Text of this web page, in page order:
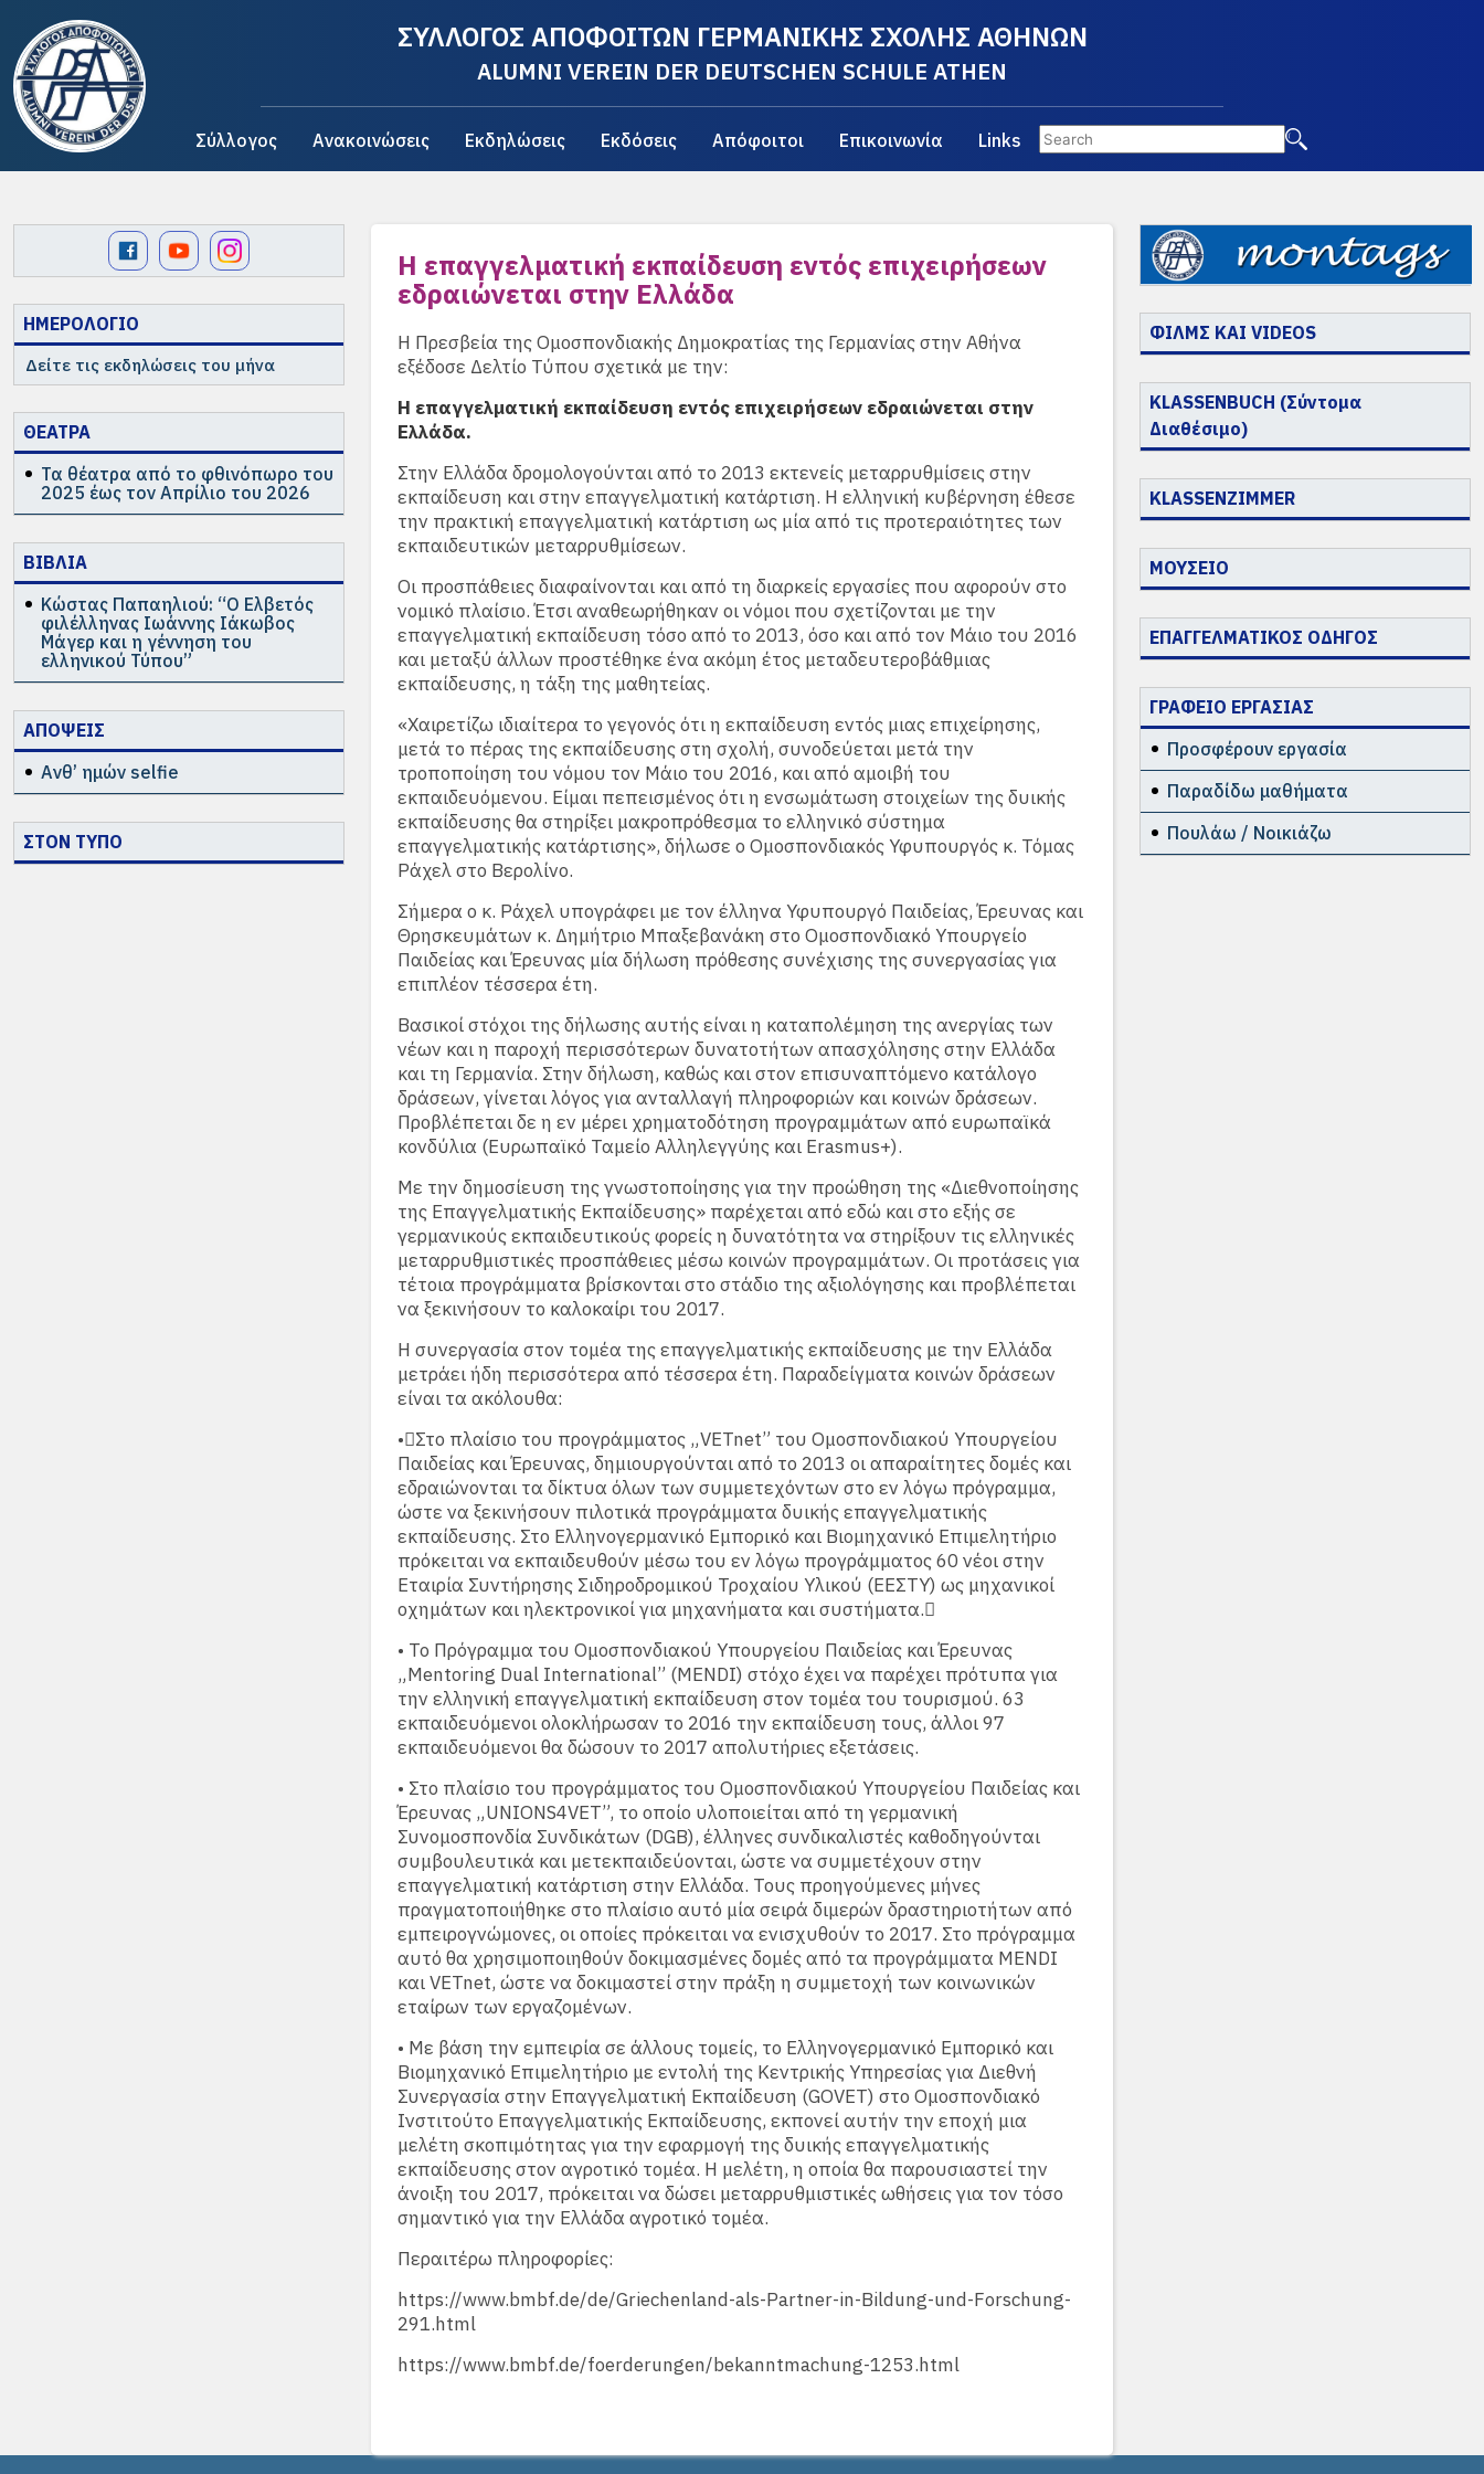
ΣΥΛΛΟΓΟΣ ΑΠΟΦΟΙΤΩΝ ΓΕΡΜΑΝΙΚΗΣ ΣΧΟΛΗΣ ΑΘΗΝΩΝ
ALUMNI VEREIN DER DEUTSCHEN SCHULE ATHEN
Σύλλογος Ανακοινώσεις Εκδηλώσεις Εκδόσεις Απόφοιτοι Επικοινωνία Links
ΗΜΕΡΟΛΟΓΙΟ
Δείτε τις εκδηλώσεις του μήνα
ΘΕΑΤΡΑ
Τα θέατρα από το φθινόπωρο του
2025 έως τον Απρίλιο του 2026
ΒΙΒΛΙΑ
Κώστας Παπαηλιού: “Ο Ελβετός
φιλέλληνας Ιωάννης Ιάκωβος
Μάγερ και η γέννηση του
ελληνικού Τύπου”
ΑΠΟΨΕΙΣ
Ανθ’ ημών selfie
ΣΤΟΝ ΤΥΠΟ
Η επαγγελματική εκπαίδευση εντός επιχειρήσεων
εδραιώνεται στην Ελλάδα
Η Πρεσβεία της Ομοσπονδιακής Δημοκρατίας της Γερμανίας στην Αθήνα
εξέδοσε Δελτίο Τύπου σχετικά με την:
Η επαγγελματική εκπαίδευση εντός επιχειρήσεων εδραιώνεται στην
Ελλάδα.
Στην Ελλάδα δρομολογούνται από το 2013 εκτενείς μεταρρυθμίσεις στην
εκπαίδευση και στην επαγγελματική κατάρτιση. Η ελληνική κυβέρνηση έθεσε
την πρακτική επαγγελματική κατάρτιση ως μία από τις προτεραιότητες των
εκπαιδευτικών μεταρρυθμίσεων.
Οι προσπάθειες διαφαίνονται και από τη διαρκείς εργασίες που αφορούν στο
νομικό πλαίσιο. Έτσι αναθεωρήθηκαν οι νόμοι που σχετίζονται με την
επαγγελματική εκπαίδευση τόσο από το 2013, όσο και από τον Μάιο του 2016
και μεταξύ άλλων προστέθηκε ένα ακόμη έτος μεταδευτεροβάθμιας
εκπαίδευσης, η τάξη της μαθητείας.
«Χαιρετίζω ιδιαίτερα το γεγονός ότι η εκπαίδευση εντός μιας επιχείρησης,
μετά το πέρας της εκπαίδευσης στη σχολή, συνοδεύεται μετά την
τροποποίηση του νόμου τον Μάιο του 2016, και από αμοιβή του
εκπαιδευόμενου. Είμαι πεπεισμένος ότι η ενσωμάτωση στοιχείων της δυικής
εκπαίδευσης θα στηρίξει μακροπρόθεσμα το ελληνικό σύστημα
επαγγελματικής κατάρτισης», δήλωσε ο Ομοσπονδιακός Υφυπουργός κ. Τόμας
Ράχελ στο Βερολίνο.
Σήμερα ο κ. Ράχελ υπογράφει με τον έλληνα Υφυπουργό Παιδείας, Έρευνας και
Θρησκευμάτων κ. Δημήτριο Μπαξεβανάκη στο Ομοσπονδιακό Υπουργείο
Παιδείας και Έρευνας μία δήλωση πρόθεσης συνέχισης της συνεργασίας για
επιπλέον τέσσερα έτη.
Βασικοί στόχοι της δήλωσης αυτής είναι η καταπολέμηση της ανεργίας των
νέων και η παροχή περισσότερων δυνατοτήτων απασχόλησης στην Ελλάδα
και τη Γερμανία. Στην δήλωση, καθώς και στον επισυναπτόμενο κατάλογο
δράσεων, γίνεται λόγος για ανταλλαγή πληροφοριών και κοινών δράσεων.
Προβλέπεται δε η εν μέρει χρηματοδότηση προγραμμάτων από ευρωπαϊκά
κονδύλια (Ευρωπαϊκό Ταμείο Αλληλεγγύης και Erasmus+).
Με την δημοσίευση της γνωστοποίησης για την προώθηση της «Διεθνοποίησης
της Επαγγελματικής Εκπαίδευσης» παρέχεται από εδώ και στο εξής σε
γερμανικούς εκπαιδευτικούς φορείς η δυνατότητα να στηρίξουν τις ελληνικές
μεταρρυθμιστικές προσπάθειες μέσω κοινών προγραμμάτων. Οι προτάσεις για
τέτοια προγράμματα βρίσκονται στο στάδιο της αξιολόγησης και προβλέπεται
να ξεκινήσουν το καλοκαίρι του 2017.
Η συνεργασία στον τομέα της επαγγελματικής εκπαίδευσης με την Ελλάδα
μετράει ήδη περισσότερα από τέσσερα έτη. Παραδείγματα κοινών δράσεων
είναι τα ακόλουθα:
•Στο πλαίσιο του προγράμματος „VETnet” του Ομοσπονδιακού Υπουργείου
Παιδείας και Έρευνας, δημιουργούνται από το 2013 οι απαραίτητες δομές και
εδραιώνονται τα δίκτυα όλων των συμμετεχόντων στο εν λόγω πρόγραμμα,
ώστε να ξεκινήσουν πιλοτικά προγράμματα δυικής επαγγελματικής
εκπαίδευσης. Στο Ελληνογερμανικό Εμπορικό και Βιομηχανικό Επιμελητήριο
πρόκειται να εκπαιδευθούν μέσω του εν λόγω προγράμματος 60 νέοι στην
Εταιρία Συντήρησης Σιδηροδρομικού Τροχαίου Υλικού (ΕΕΣΤΥ) ως μηχανικοί
οχημάτων και ηλεκτρονικοί για μηχανήματα και συστήματα.
• Το Πρόγραμμα του Ομοσπονδιακού Υπουργείου Παιδείας και Έρευνας
„Mentoring Dual International” (MENDI) στόχο έχει να παρέχει πρότυπα για
την ελληνική επαγγελματική εκπαίδευση στον τομέα του τουρισμού. 63
εκπαιδευόμενοι ολοκλήρωσαν το 2016 την εκπαίδευση τους, άλλοι 97
εκπαιδευόμενοι θα δώσουν το 2017 απολυτήριες εξετάσεις.
• Στο πλαίσιο του προγράμματος του Ομοσπονδιακού Υπουργείου Παιδείας και
Έρευνας „UNIONS4VET”, το οποίο υλοποιείται από τη γερμανική
Συνομοσπονδία Συνδικάτων (DGB), έλληνες συνδικαλιστές καθοδηγούνται
συμβουλευτικά και μετεκπαιδεύονται, ώστε να συμμετέχουν στην
επαγγελματική κατάρτιση στην Ελλάδα. Τους προηγούμενες μήνες
πραγματοποιήθηκε στο πλαίσιο αυτό μία σειρά διμερών δραστηριοτήτων από
εμπειρογνώμονες, οι οποίες πρόκειται να ενισχυθούν το 2017. Στο πρόγραμμα
αυτό θα χρησιμοποιηθούν δοκιμασμένες δομές από τα προγράμματα MENDI
και VETnet, ώστε να δοκιμαστεί στην πράξη η συμμετοχή των κοινωνικών
εταίρων των εργαζομένων.
• Με βάση την εμπειρία σε άλλους τομείς, το Ελληνογερμανικό Εμπορικό και
Βιομηχανικό Επιμελητήριο με εντολή της Κεντρικής Υπηρεσίας για Διεθνή
Συνεργασία στην Επαγγελματική Εκπαίδευση (GOVET) στο Ομοσπονδιακό
Ινστιτούτο Επαγγελματικής Εκπαίδευσης, εκπονεί αυτήν την εποχή μια
μελέτη σκοπιμότητας για την εφαρμογή της δυικής επαγγελματικής
εκπαίδευσης στον αγροτικό τομέα. Η μελέτη, η οποία θα παρουσιαστεί την
άνοιξη του 2017, πρόκειται να δώσει μεταρρυθμιστικές ωθήσεις για τον τόσο
σημαντικό για την Ελλάδα αγροτικό τομέα.
Περαιτέρω πληροφορίες:
https://www.bmbf.de/de/Griechenland-als-Partner-in-Bildung-und-Forschung-
291.html
https://www.bmbf.de/foerderungen/bekanntmachung-1253.html
ΦΙΛΜΣ ΚΑΙ VIDEOS
KLASSENBUCH (Σύντομα
Διαθέσιμο)
KLASSENZIMMER
ΜΟΥΣΕΙΟ
ΕΠΑΓΓΕΛΜΑΤΙΚΟΣ ΟΔΗΓΟΣ
ΓΡΑΦΕΙΟ ΕΡΓΑΣΙΑΣ
Προσφέρουν εργασία
Παραδίδω μαθήματα
Πουλάω / Νοικιάζω